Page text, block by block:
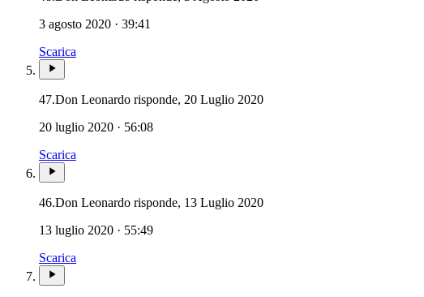
3 agosto 2020 · 39:41
Scarica
47.Don Leonardo risponde, 20 Luglio 2020
20 luglio 2020 · 56:08
Scarica
46.Don Leonardo risponde, 13 Luglio 2020
13 luglio 2020 · 55:49
Scarica